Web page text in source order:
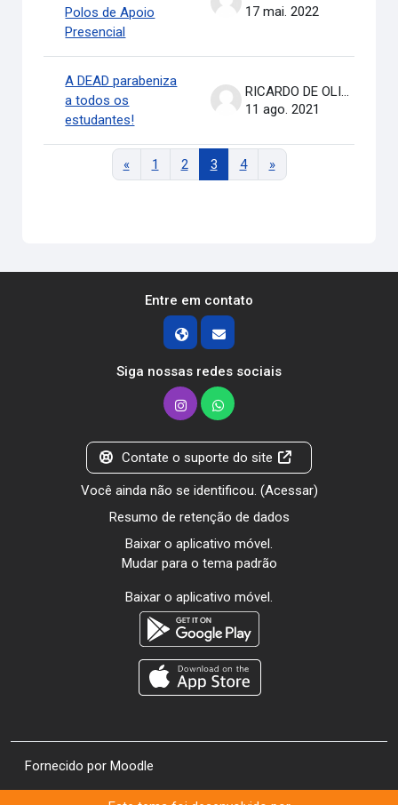
Polos de Apoio
Presencial
17 mai. 2022
A DEAD parabeniza
a todos os
estudantes!
RICARDO DE OLIVEIRA BRASIL COSTA
11 ago. 2021
«Página anterior
1 Página 1
2Página 2
3Página 3
4Página 4
»Próxima página
Entre em contato
Siga nossas redes sociais
Contate o suporte do site
Você ainda não se identificou. (Acessar)
Resumo de retenção de dados
Baixar o aplicativo móvel.
Mudar para o tema padrão
Baixar o aplicativo móvel.
Fornecido por Moodle